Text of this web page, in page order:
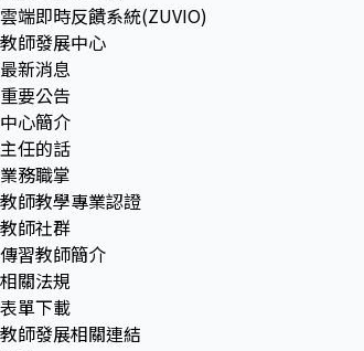
雲端即時反饋系統(ZUVIO)
教師發展中心
最新消息
重要公告
中心簡介
主任的話
業務職掌
教師教學專業認證
教師社群
傳習教師簡介
相關法規
表單下載
教師發展相關連結